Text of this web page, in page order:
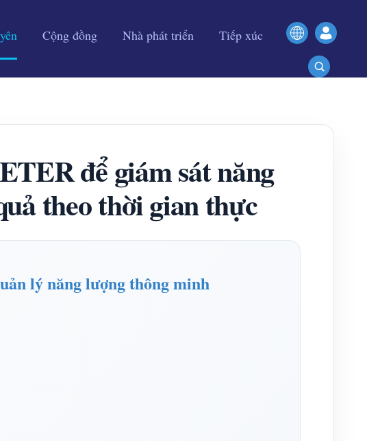
Cộng đồng Nhà phát triển Tiếp xúc
để giám sát năng
theo thời gian thực
lý năng lượng thông minh